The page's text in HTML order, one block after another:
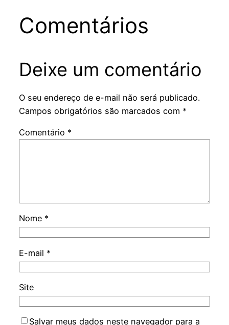
Comentários
Deixe um comentário
O seu endereço de e-mail não será publicado.
Campos obrigatórios são marcados com *
Comentário *
Nome *
E-mail *
Site
Salvar meus dados neste navegador para a